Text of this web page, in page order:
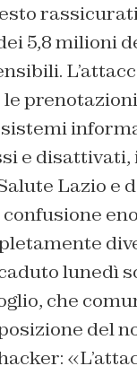
5,8 milioni
sistemi
e
Lazio e
confusione
lunedì
che
del